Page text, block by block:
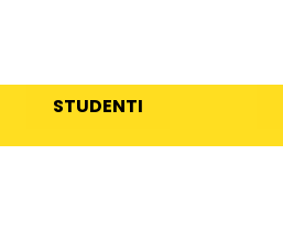
STUDENTI